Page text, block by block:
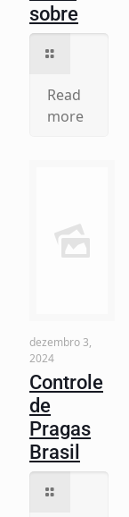
sobre
Read
more
dezembro 3,
2024
Controle
de
Pragas
Brasil